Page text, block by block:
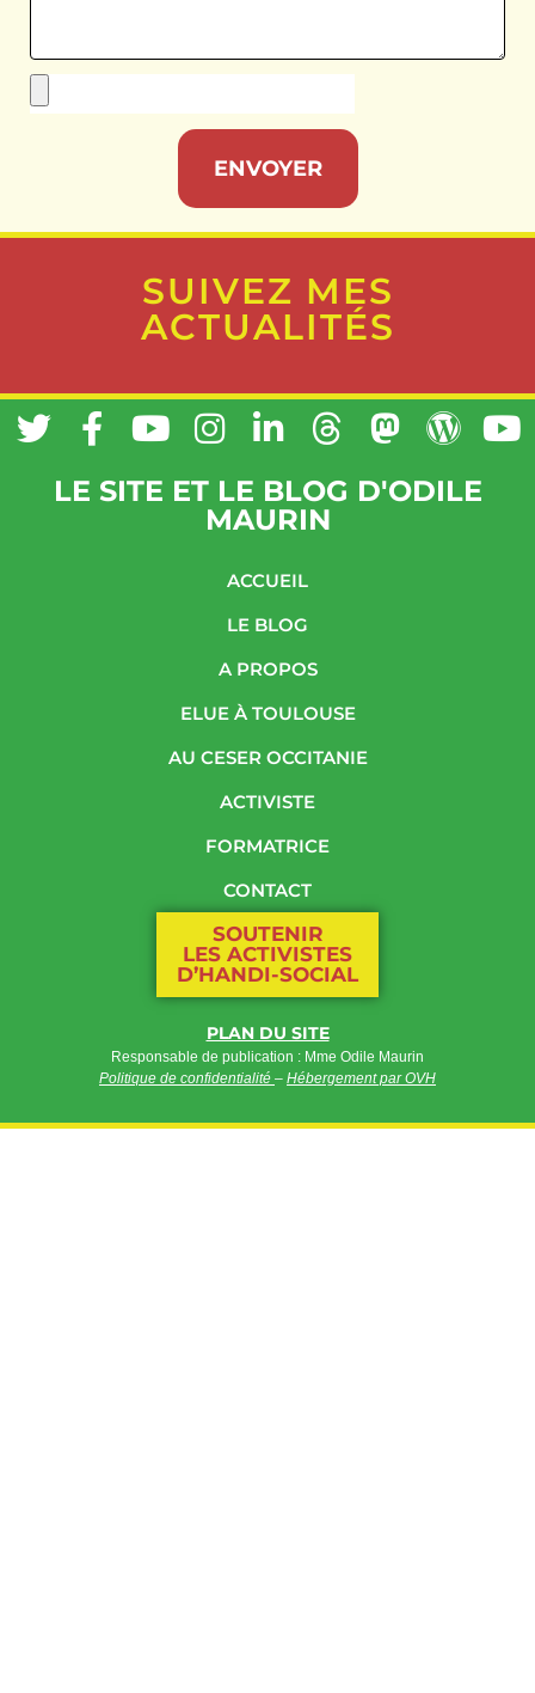
ENVOYER
SUIVEZ MES
ACTUALITÉS
LE SITE ET LE BLOG D'ODILE
MAURIN
ACCUEIL
LE BLOG
A PROPOS
ELUE À TOULOUSE
AU CESER OCCITANIE
ACTIVISTE
FORMATRICE
CONTACT
SOUTENIR
LES ACTIVISTES
D’HANDI-SOCIAL
PLAN DU SITE
Responsable de publication : Mme Odile Maurin
Politique de confidentialité – Hébergement par OVH